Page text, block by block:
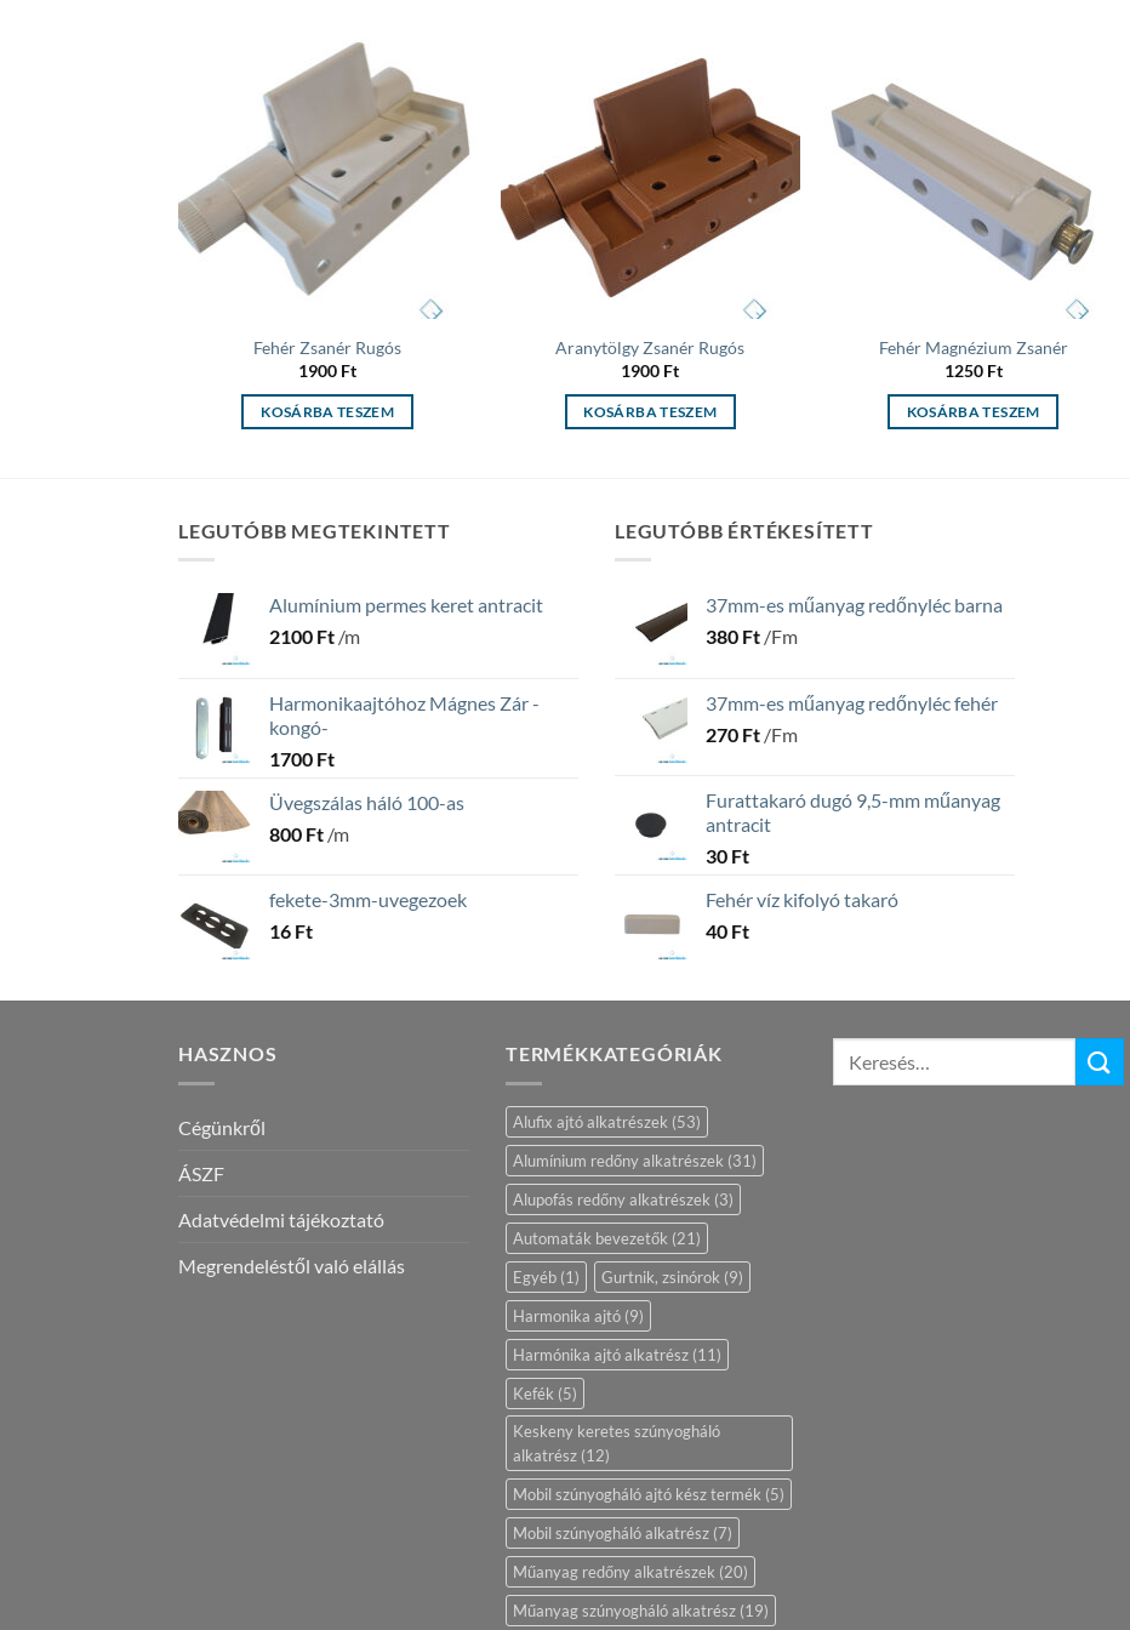
Add to
wishlist
Fehér Zsanér Rugós
1900 Ft
KOSÁRBA TESZEM
Add to
wishlist
Aranytölgy Zsanér Rugós
1900 Ft
KOSÁRBA TESZEM
Fehér Magnézium Zsanér
1250 Ft
KOSÁRBA TESZEM
LEGUTÓBB MEGTEKINTETT
Alumínium permes keret antracit
2100 Ft /m
Harmonikaajtóhoz Mágnes Zár -
kongó-
1700 Ft
Üvegszálas háló 100-as
800 Ft /m
fekete-3mm-uvegezoek
16 Ft
LEGUTÓBB ÉRTÉKESÍTETT
37mm-es műanyag redőnyléc barna
380 Ft /Fm
37mm-es műanyag redőnyléc fehér
270 Ft /Fm
Furattakaró dugó 9,5-mm műanyag
antracit
30 Ft
Fehér víz kifolyó takaró
40 Ft
HASZNOS
Cégünkről
ÁSZF
Adatvédelmi tájékoztató
Megrendeléstől való elállás
TERMÉKKATEGÓRIÁK
Alufix ajtó alkatrészek (53)
Alumínium redőny alkatrészek (31)
Alupofás redőny alkatrészek (3)
Automaták bevezetők (21)
Egyéb (1) Gurtnik, zsinórok (9)
Harmonika ajtó (9)
Harmónika ajtó alkatrész (11)
Kefék (5)
Keskeny keretes szúnyogháló
alkatrész (12)
Mobil szúnyogháló ajtó kész termék (5)
Mobil szúnyogháló alkatrész (7)
Műanyag redőny alkatrészek (20)
Műanyag szúnyogháló alkatrész (19)